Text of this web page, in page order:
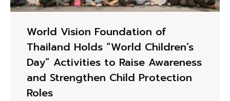
World Vision Foundation of
Thailand Holds “World Children’s
Day” Activities to Raise Awareness
and Strengthen Child Protection
Roles